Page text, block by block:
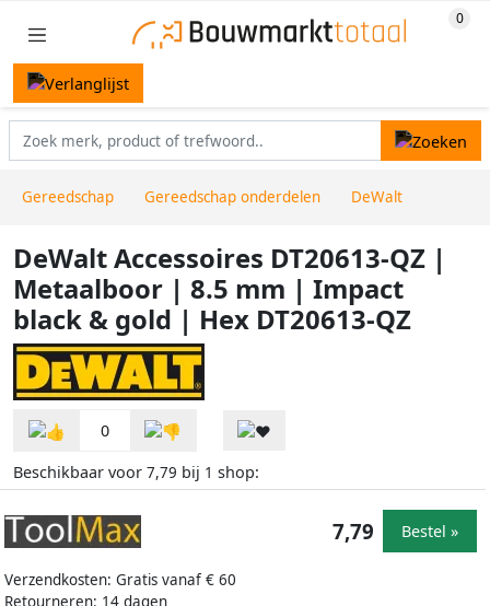
Gereedschap Gereedschap onderdelen DeWalt
DeWalt Accessoires DT20613-QZ |
Metaalboor | 8.5 mm | Impact
black & gold | Hex DT20613-QZ
0
Beschikbaar voor 7,79 bij 1 shop:
Verzendkosten: Gratis vanaf € 60
Retourneren: 14 dagen
7,79 Bestel »